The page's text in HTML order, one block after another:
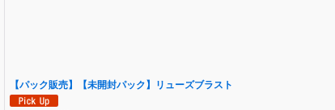
【パック販売】【未開封パック】リューズブラスト